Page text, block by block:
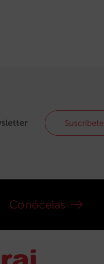
Suscríbete
Conócelas